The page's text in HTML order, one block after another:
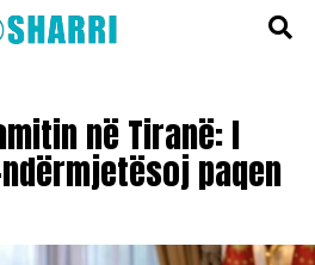
në Tiranë: I
paqen